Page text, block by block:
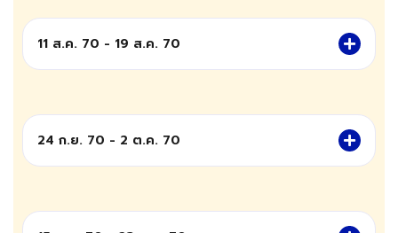
11 ส.ค. 70 - 19 ส.ค. 70
24 ก.ย. 70 - 2 ต.ค. 70